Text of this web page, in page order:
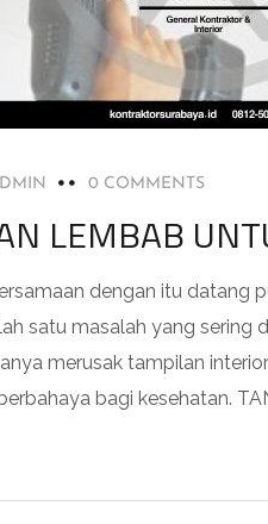
0 COMMENTS
LEMBAB
dengan itu datang
satu masalah yang
merusak tampilan
bagi kesehatan.